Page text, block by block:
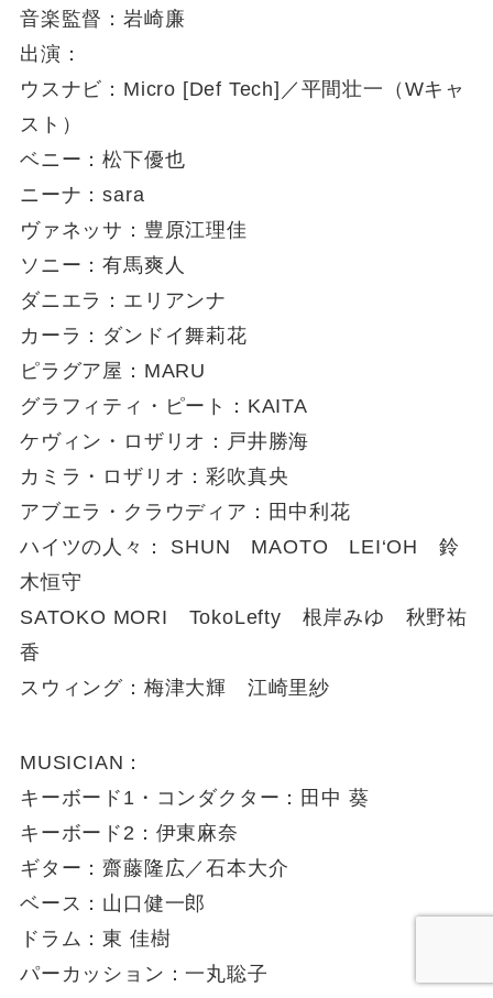
音楽監督：岩崎廉
出演：
ウスナビ：Micro [Def Tech]／平間壮一（Wキャ
スト）
ベニー：松下優也
ニーナ：sara
ヴァネッサ：豊原江理佳
ソニー：有馬爽人
ダニエラ：エリアンナ
カーラ：ダンドイ舞莉花
ピラグア屋：MARU
グラフィティ・ピート：KAITA
ケヴィン・ロザリオ：戸井勝海
カミラ・ロザリオ：彩吹真央
アブエラ・クラウディア：田中利花
ハイツの人々： SHUN MAOTO LEI‘OH 鈴
木恒守
SATOKO MORI TokoLefty 根岸みゆ 秋野祐
香
スウィング：梅津大輝 江崎里紗
MUSICIAN：
キーボード1・コンダクター：田中 葵
キーボード2：伊東麻奈
ギター：齋藤隆広／石本大介
ベース：山口健一郎
ドラム：東 佳樹
パーカッション：一丸聡子